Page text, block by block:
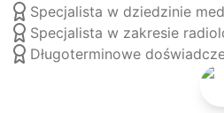
Specjalista w dziedzinie
Specjalista w zakresie
Długoterminowe